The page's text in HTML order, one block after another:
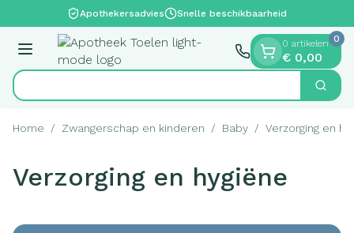
Ga naar de inhoudApothekersadvies Snelle beschikbaarheid
Menu
Product, merk, categorie... Zoek
0 artikelen
€ 0,00
0
Home / Zwangerschap en kinderen / Baby / Verzorging en
Verzorging en hygiëne